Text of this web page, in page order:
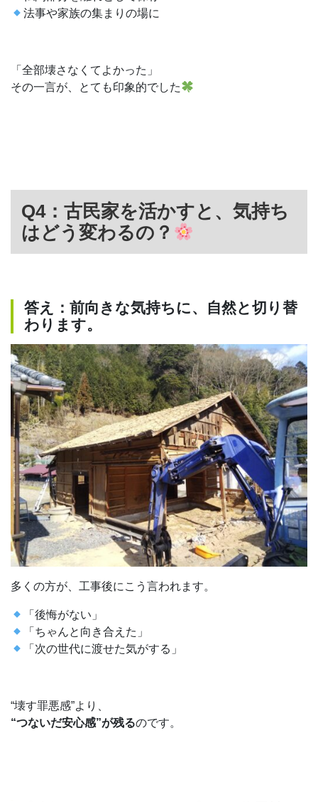
法事や家族の集まりの場に
「全部壊さなくてよかった」
その一言が、とても印象的でした
Q4：古民家を活かすと、気持ち
はどう変わるの？
答え：前向きな気持ちに、自然と切り替
わります。
多くの方が、工事後にこう言われます。
「後悔がない」
「ちゃんと向き合えた」
「次の世代に渡せた気がする」
“壊す罪悪感”より、
“つないだ安心感”が残るのです。